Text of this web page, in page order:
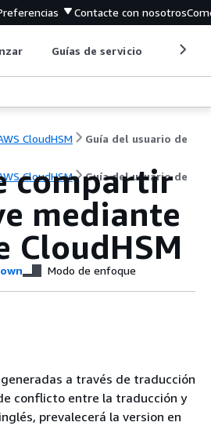
Contacte con nosotros
Guías de servicio
CloudHSM Guía del usuario de
CloudHSM Guía del usuario de
compartir
mediante
CloudHSM
Modo de enfoque
a través de traducción
conflicto entre la traducción y
prevalecerá la version en